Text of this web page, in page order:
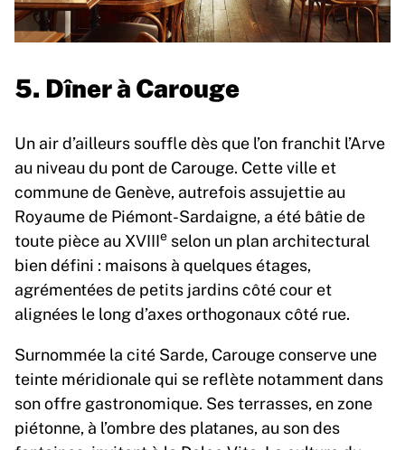
5. Dîner à Carouge
Un air d’ailleurs souffle dès que l’on franchit l’Arve
au niveau du pont de Carouge. Cette ville et
commune de Genève, autrefois assujettie au
Royaume de Piémont-Sardaigne, a été bâtie de
toute pièce au XVIIIe selon un plan architectural
bien défini : maisons à quelques étages,
agrémentées de petits jardins côté cour et
alignées le long d’axes orthogonaux côté rue.
Surnommée la cité Sarde, Carouge conserve une
teinte méridionale qui se reflète notamment dans
son offre gastronomique. Ses terrasses, en zone
piétonne, à l’ombre des platanes, au son des